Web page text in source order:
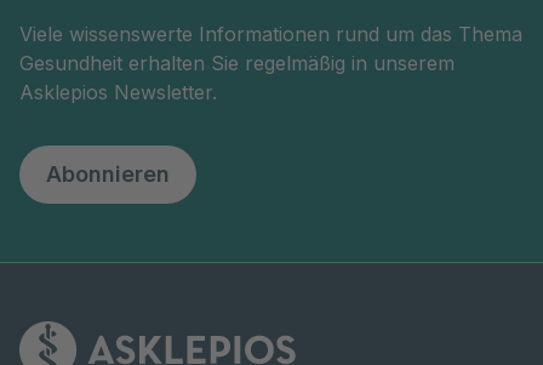
Viele wissenswerte Informationen rund um das Thema
Gesundheit erhalten Sie regelmäßig in unserem
Asklepios Newsletter.
Abonnieren